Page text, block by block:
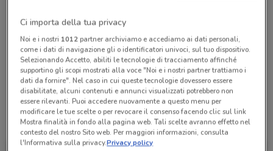
Lunedì n.d.
Martedì n.d.
Mercoledì n.d.
Giovedì n.d.
Venerdì n.d.
Sabato n.d.
Domenica n.d.
06-8184538
Tutte le promozioni di questo negozio
Ci importa della tua privacy
Noi e i nostri 1012partner archiviamo e accediamo ai dati personali,
come i dati di navigazione gli o identificatori univoci, sul tuo dispositivo.
Selezionando Accetto, abiliti le tecnologie di tracciamento affinché
supportino gli scopi mostrati alla voce "Noi e i nostri partner trattiamo i
dati da fornire". Nel caso in cui queste tecnologie dovessero essere
disabilitate, alcuni contenuti e annunci visualizzati potrebbero non
essere rilevanti. Puoi accedere nuovamente a questo menu per
modificare le tue scelte o per revocare il consenso facendo clic sul link
Mostra finalità in fondo alla pagina web. Tali scelte avranno effetto nel
contesto del nostro Sito web. Per maggiori informazioni, consulta
l'Informativa sulla privacy.Privacy policy